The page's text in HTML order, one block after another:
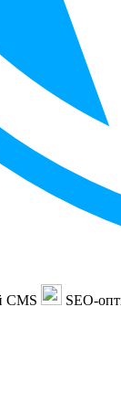
CMS SEO-